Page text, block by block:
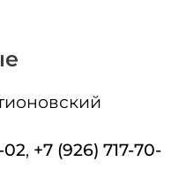
02, +7 (926) 717-70-